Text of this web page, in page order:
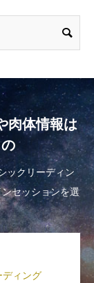
肉体情報は
ックリーディン
セッションを選
ディング